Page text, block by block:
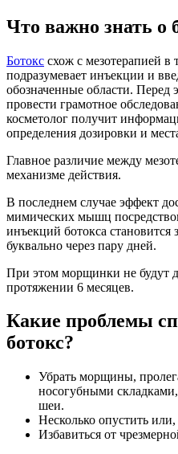
Что важно знать о
Ботокс схож с мезотерапией в
подразумевает инъекции и
обозначенные области. Перед
провести грамотное
косметолог получит
определения дозировки и
Главное различие между
механизме действия.
В последнем случае эффект
мимических мышц
инъекций ботокса становится
буквально через пару дней.
При этом морщинки не будут
протяжении 6 месяцев.
Какие проблемы
ботокс?
Убрать морщины,
носогубными
шеи.
Несколько опустить
Избавиться от